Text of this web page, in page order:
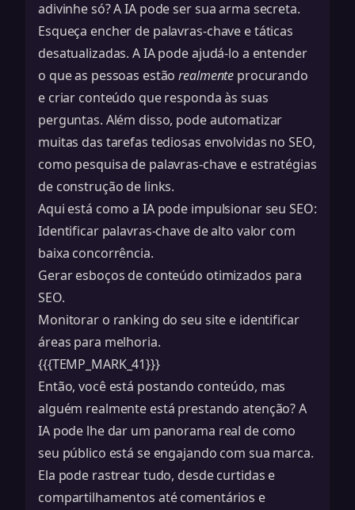
adivinhe só? A IA pode ser sua arma secreta.
Esqueça encher de palavras-chave e táticas
desatualizadas. A IA pode ajudá-lo a entender
o que as pessoas estãorealmente procurando
e criar conteúdo que responda às suas
perguntas. Além disso, pode automatizar
muitas das tarefas tediosas envolvidas no SEO,
como pesquisa de palavras-chave e estratégias
de construção de links.
Aqui está como a IA pode impulsionar seu SEO:
Identificar palavras-chave de alto valor com
baixa concorrência.
Gerar esboços de conteúdo otimizados para
SEO.
Monitorar o ranking do seu site e identificar
áreas para melhoria.
{{{TEMP_MARK_41}}}
Então, você está postando conteúdo, mas
alguém realmente está prestando atenção? A
IA pode lhe dar um panorama real de como
seu público está se engajando com sua marca.
Ela pode rastrear tudo, desde curtidas e
compartilhamentos até comentários e